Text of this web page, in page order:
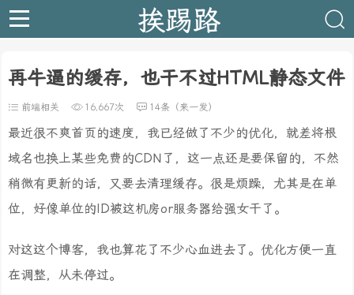
挨踢路
再牛逼的缓存，也干不过HTML静态文件
前端相关 16,667次 14条（来一发）
最近很不爽首页的速度，我已经做了不少的优化，就差将根
域名也换上某些免费的CDN了，这一点还是要保留的，不然
稍微有更新的话，又要去清理缓存。很是烦躁，尤其是在单
位，好像单位的ID被这机房or服务器给强女干了。
对这这个博客，我也算花了不少心血进去了。优化方便一直
在调整，从未停过。